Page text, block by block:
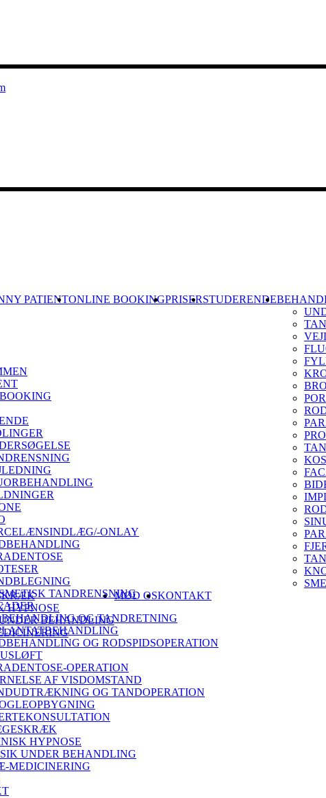
NY PATIENTONLINE BOOKINGPRISERSTUDERENDE
BRO
HYPNOSE
BEHANDLING
MØD OSKONTAKT
ONLAY
TANDRENSNING
OG TANDRETNING
OG RODSPIDSOPERATION
OPERATION
AF VISDOMSTAND
OG TANDOPERATION
HYPNOSE
UNDER BEHANDLING
MEDICINERING